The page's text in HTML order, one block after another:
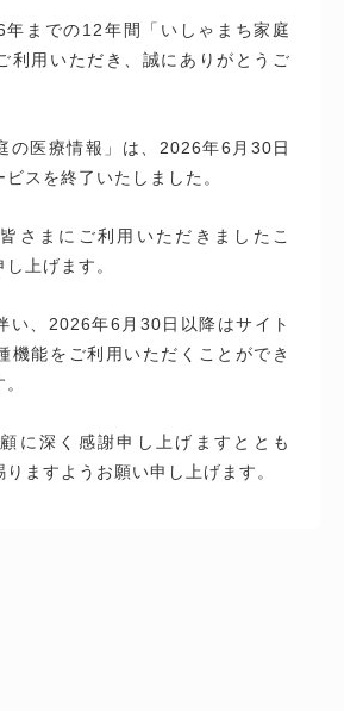
までの12年間「いしゃまち家庭
利用いただき、誠にありがとうご
の医療情報」は、2026年6月30日
スを終了いたしました。
さまにご利用いただきましたこ
上げます。
い、2026年6月30日以降はサイト
機能をご利用いただくことができ
に深く感謝申し上げますととも
ますようお願い申し上げます。